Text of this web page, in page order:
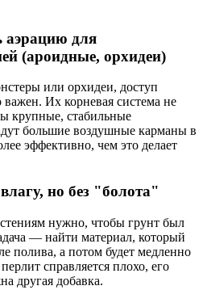
для
(ароидные, орхидеи)
или орхидеи, доступ
Их корневая система не
крупные, стабильные
большие воздушные карманы в
эффективно, чем это делает
но без "болота"
нужно, чтобы грунт был
— найти материал, который
полива, а потом будет медленно
справляется плохо, его
другая добавка.